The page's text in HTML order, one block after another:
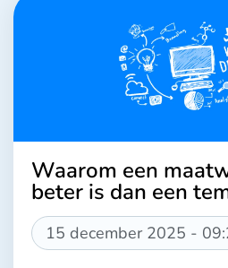
Waarom een
beter is dan een
15 december 2025 -